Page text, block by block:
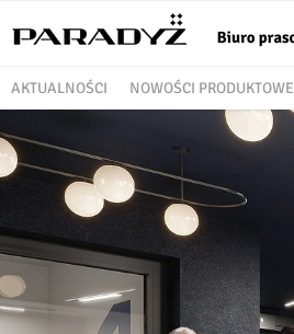
AKTUALNOŚCI NOWOŚCI PRODUKTOWE